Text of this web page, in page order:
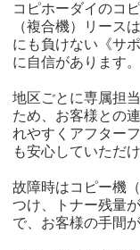
コピホーダイのコ
（複合機）リース
にも負けない《サポ
に自信があります。
地区ごとに専属担
ため、お客様との
れやすくアフター
も安心していただけ
故障時はコピー機
つけ、トナー残量
で、お客様の手間